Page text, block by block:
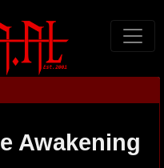
Awakening